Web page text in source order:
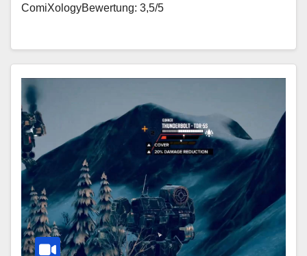
ComiXologyBewertung: 3,5/5